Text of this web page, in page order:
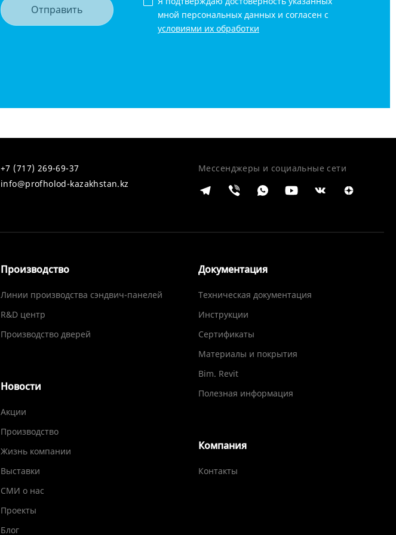
Отправить
мной персональных данных и согласен с
условиями их обработки
+7 (717) 269-69-37
info@profholod-kazakhstan.kz
Мессенджеры и социальные сети
Производство
Линии производства сэндвич-панелей
R&D центр
Производство дверей
Новости
Акции
Производство
Жизнь компании
Выставки
СМИ о нас
Проекты
Блог
Документация
Техническая документация
Инструкции
Сертификаты
Материалы и покрытия
Bim. Revit
Полезная информация
Компания
Контакты